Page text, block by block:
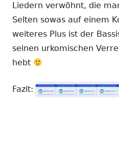
Liedern verwöhnt, die
Selten sowas auf einem
weiteres Plus ist der
seinen urkomischen
hebt
Fazit: